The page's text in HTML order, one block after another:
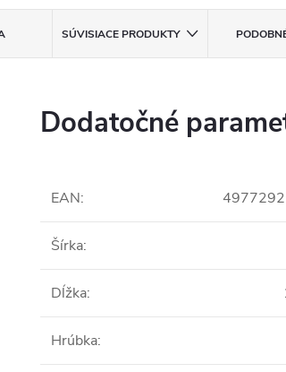
SÚVISIACE PRODUKTY
Dodatočné
EAN:
Šírka:
Dĺžka:
Hrúbka: